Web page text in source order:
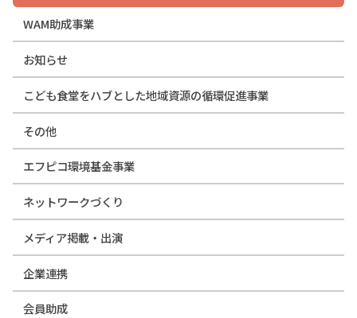
WAM助成事業
お知らせ
こども食堂をハブとした地域資源の循環促進事業
その他
エフピコ環境基金事業
ネットワークづくり
メディア掲載・出演
企業連携
会員助成